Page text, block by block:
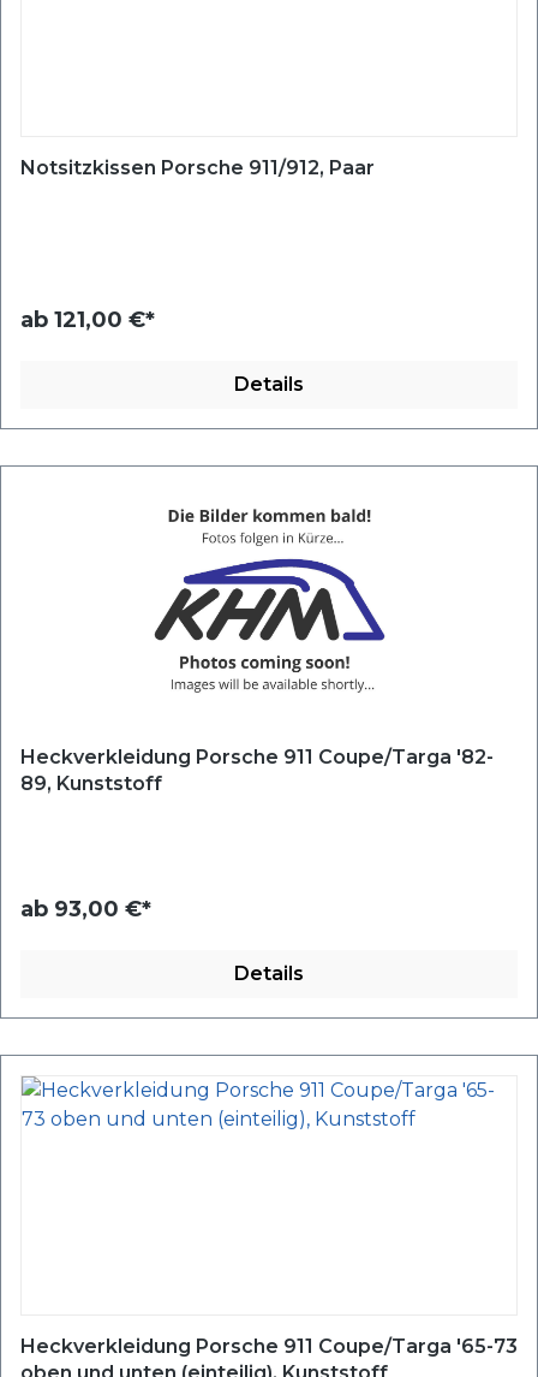
Notsitzkissen Porsche 911/912, Paar
ab 121,00 €*
Details
Heckverkleidung Porsche 911 Coupe/Targa '82-
89, Kunststoff
ab 93,00 €*
Details
Heckverkleidung Porsche 911 Coupe/Targa '65-73